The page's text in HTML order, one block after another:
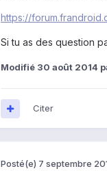
https://
Si tu as des question
Modifié 30 août 2014
Citer
Posté(e) 7 septembre